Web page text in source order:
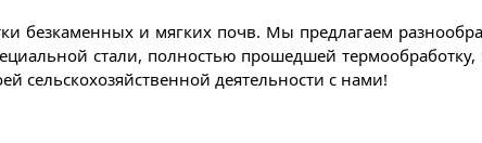
безкаменных и мягких почв. Мы предлагаем
стали, полностью прошедшей
сельскохозяйственной деятельности с нами!